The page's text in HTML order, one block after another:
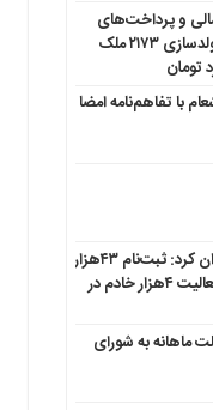
مالی و پرداخت‌های
عمومی در شرایط جنگی/ مولدسازی ۲۱۷۳ ملک
با تفاهم‌نامه امضا
دبیر ستاد اربعین استان عنوان کرد: ثبت‌نام ۴۳هزار
لرستانی در سامانه سماح/ فعالیت ۴هزار خادم در
ماهانه به شورای